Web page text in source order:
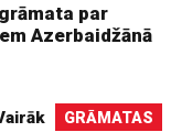
par
Azerbaidžānā
GRĀMATAS